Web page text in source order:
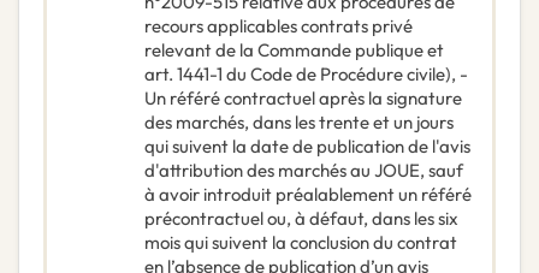
recours applicables contrats privé
relevant de la Commande publique et
art. 1441-1 du Code de Procédure civile), -
Un référé contractuel après la signature
des marchés, dans les trente et un jours
qui suivent la date de publication de l'avis
d'attribution des marchés au JOUE, sauf
à avoir introduit préalablement un référé
précontractuel ou, à défaut, dans les six
mois qui suivent la conclusion du contrat
en l’absence de publication d’un avis